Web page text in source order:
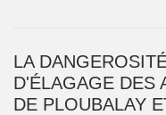
LA
D'ÉLAGAGE DES
DE PLOUBALAY